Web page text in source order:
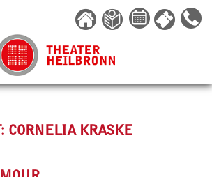
CORNELIA KRASKE